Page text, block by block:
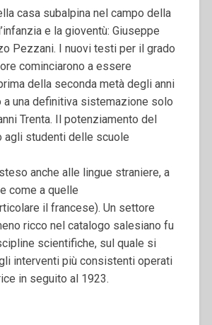
casa subalpina nel campo della
e la gioventù: Giuseppe
Pezzani. I nuovi testi per il grado
cominciarono a essere
della seconda metà degli anni
a una definitiva sistemazione solo
Trenta. Il potenziamento del
agli studenti delle scuole
anche alle lingue straniere, a
come a quelle
il francese). Un settore
ricco nel catalogo salesiano fu
scientifiche, sul quale si
interventi più consistenti operati
in seguito al 1923.